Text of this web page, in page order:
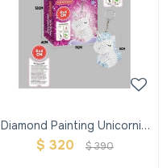
Diamond Painting Unicornio
Llavero
$ 320 $390